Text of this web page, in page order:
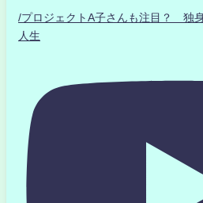
/プロジェクトA子さんも注目？ 独
人生